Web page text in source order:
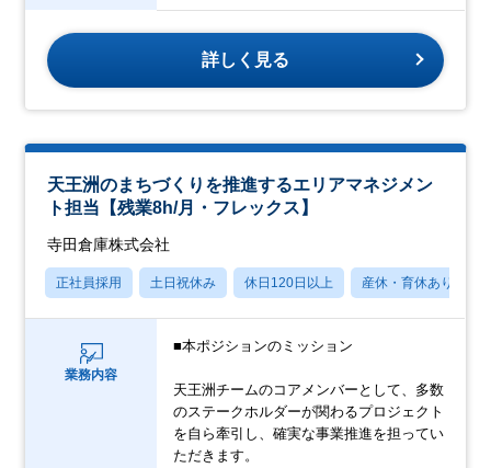
詳しく見る
天王洲のまちづくりを推進するエリアマネジメン
ト担当【残業8h/月・フレックス】
寺田倉庫株式会社
正社員採用 土日祝休み 休日120日以上 産休・育休あり
業務内容
■本ポジションのミッション
天王洲チームのコアメンバーとして、多数
のステークホルダーが関わるプロジェクト
を自ら牽引し、確実な事業推進を担ってい
ただきます。